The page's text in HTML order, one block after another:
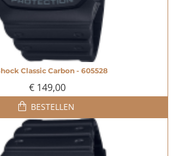
Classic Carbon - 605528
€ 149,00
BESTELLEN